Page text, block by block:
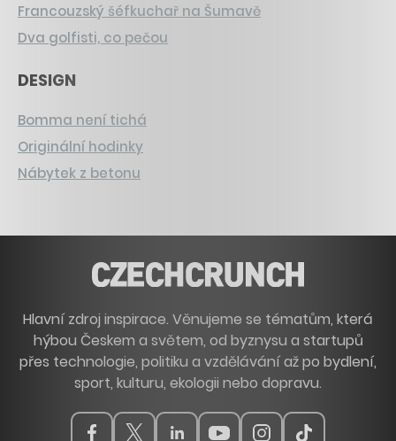
Francouzský šéfkuchař na Šumavě
Dva golfisti, co pečou
DESIGN
Bomma není tichá
Originální hodinky
Nábytek z betonu
Hlavní zdroj inspirace. Věnujeme se tématům, která
hýbou Českem a světem, od byznysu a startupů
přes technologie, politiku a vzdělávání až po bydlení,
sport, kulturu, ekologii nebo dopravu.